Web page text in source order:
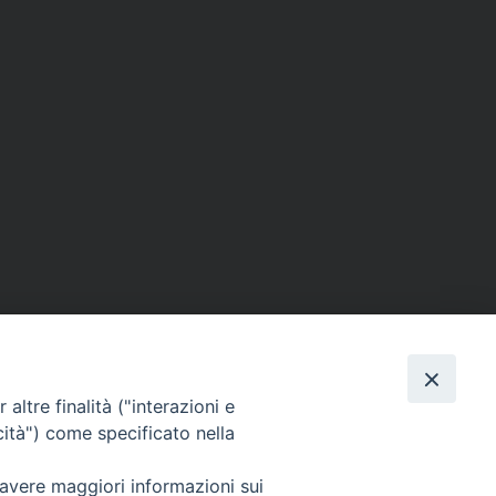
SEGUICI SU
altre finalità ("interazioni e
come specificato nella
maggiori informazioni sui